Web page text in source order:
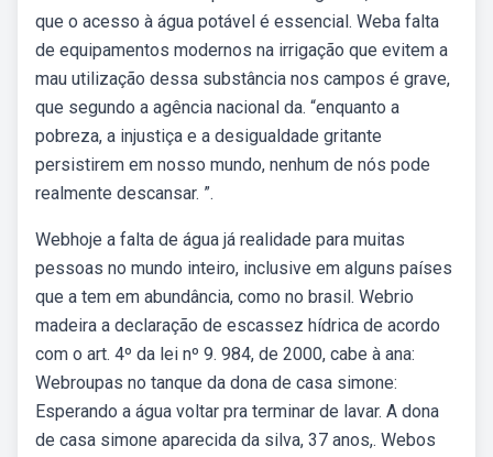
que o acesso à água potável é essencial. Weba falta
de equipamentos modernos na irrigação que evitem a
mau utilização dessa substância nos campos é grave,
que segundo a agência nacional da. “enquanto a
pobreza, a injustiça e a desigualdade gritante
persistirem em nosso mundo, nenhum de nós pode
realmente descansar. ”.
Webhoje a falta de água já realidade para muitas
pessoas no mundo inteiro, inclusive em alguns países
que a tem em abundância, como no brasil. Webrio
madeira a declaração de escassez hídrica de acordo
com o art. 4º da lei nº 9. 984, de 2000, cabe à ana:
Webroupas no tanque da dona de casa simone:
Esperando a água voltar pra terminar de lavar. A dona
de casa simone aparecida da silva, 37 anos,. Webos